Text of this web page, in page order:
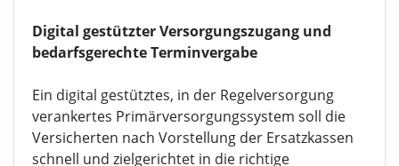
Digital gestützter Versorgungszugang und
bedarfsgerechte Terminvergabe
Ein digital gestütztes, in der Regelversorgung
verankertes Primärversorgungssystem soll die
Versicherten nach Vorstellung der Ersatzkassen
schnell und zielgerichtet in die richtige